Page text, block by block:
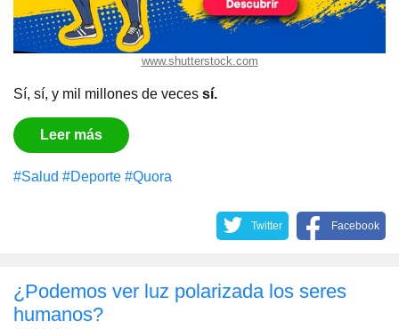
www.shutterstock.com
Sí, sí, y mil millones de veces sí.
Leer más
#Salud #Deporte #Quora
Twitter Facebook
¿Podemos ver luz polarizada los seres
humanos?